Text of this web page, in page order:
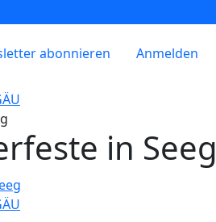
abonnieren Anmelden
in Seeg